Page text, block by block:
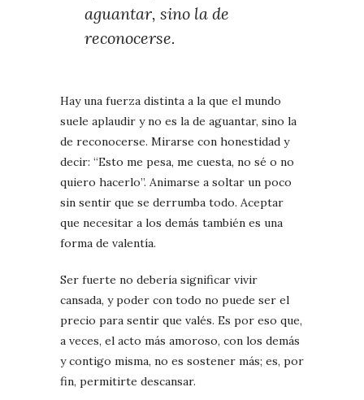
aguantar, sino la de
reconocerse.
Hay una fuerza distinta a la que el mundo
suele aplaudir y no es la de aguantar, sino la
de reconocerse. Mirarse con honestidad y
decir: “Esto me pesa, me cuesta, no sé o no
quiero hacerlo”. Animarse a soltar un poco
sin sentir que se derrumba todo. Aceptar
que necesitar a los demás también es una
forma de valentía.
Ser fuerte no debería significar vivir
cansada, y poder con todo no puede ser el
precio para sentir que valés. Es por eso que,
a veces, el acto más amoroso, con los demás
y contigo misma, no es sostener más; es, por
fin, permitirte descansar.